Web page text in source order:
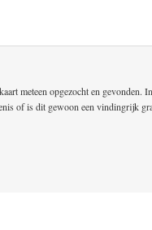
meteen opgezocht en gevonden.
of is dit gewoon een vindingrijk